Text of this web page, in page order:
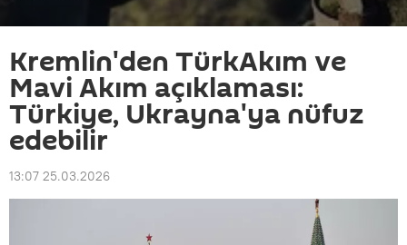
Kremlin'den TürkAkım ve
Mavi Akım açıklaması:
Türkiye, Ukrayna'ya nüfuz
edebilir
13:07 25.03.2026